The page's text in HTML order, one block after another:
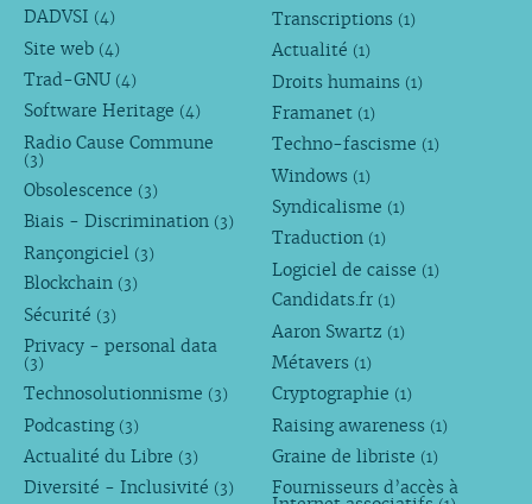
DADVSI (4)
Site web (4)
Trad-GNU (4)
Software Heritage (4)
Radio Cause Commune
(3)
Obsolescence (3)
Biais - Discrimination (3)
Rançongiciel (3)
Blockchain (3)
Sécurité (3)
Privacy - personal data
(3)
Technosolutionnisme (3)
Podcasting (3)
Actualité du Libre (3)
Diversité - Inclusivité (3)
Transcriptions (1)
Actualité (1)
Droits humains (1)
Framanet (1)
Techno-fascisme (1)
Windows (1)
Syndicalisme (1)
Traduction (1)
Logiciel de caisse (1)
Candidats.fr (1)
Aaron Swartz (1)
Métavers (1)
Cryptographie (1)
Raising awareness (1)
Graine de libriste (1)
Fournisseurs d’accès à